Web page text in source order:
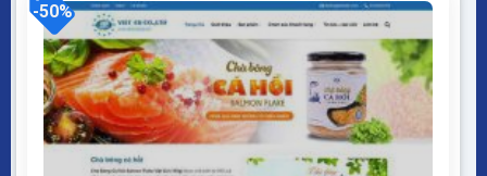
-50%